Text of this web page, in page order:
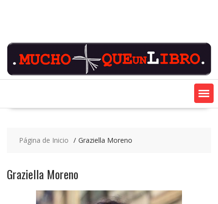
Página de Inicio Graziella Moreno
Graziella Moreno